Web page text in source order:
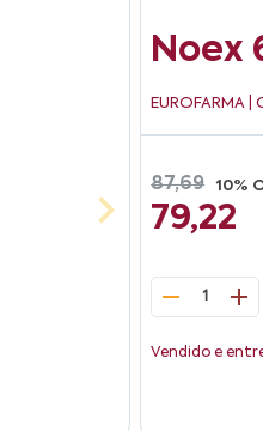
Noex
EUROFARMA |
87,69 10%
79,22
1
Vendido e